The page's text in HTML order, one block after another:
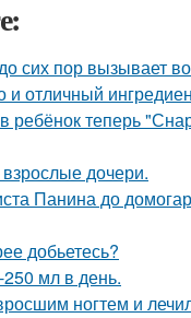
сих пор вызывает
отличный
ребёнок теперь
дочери.
Панина до
добьетесь?
мл в день.
ногтем и